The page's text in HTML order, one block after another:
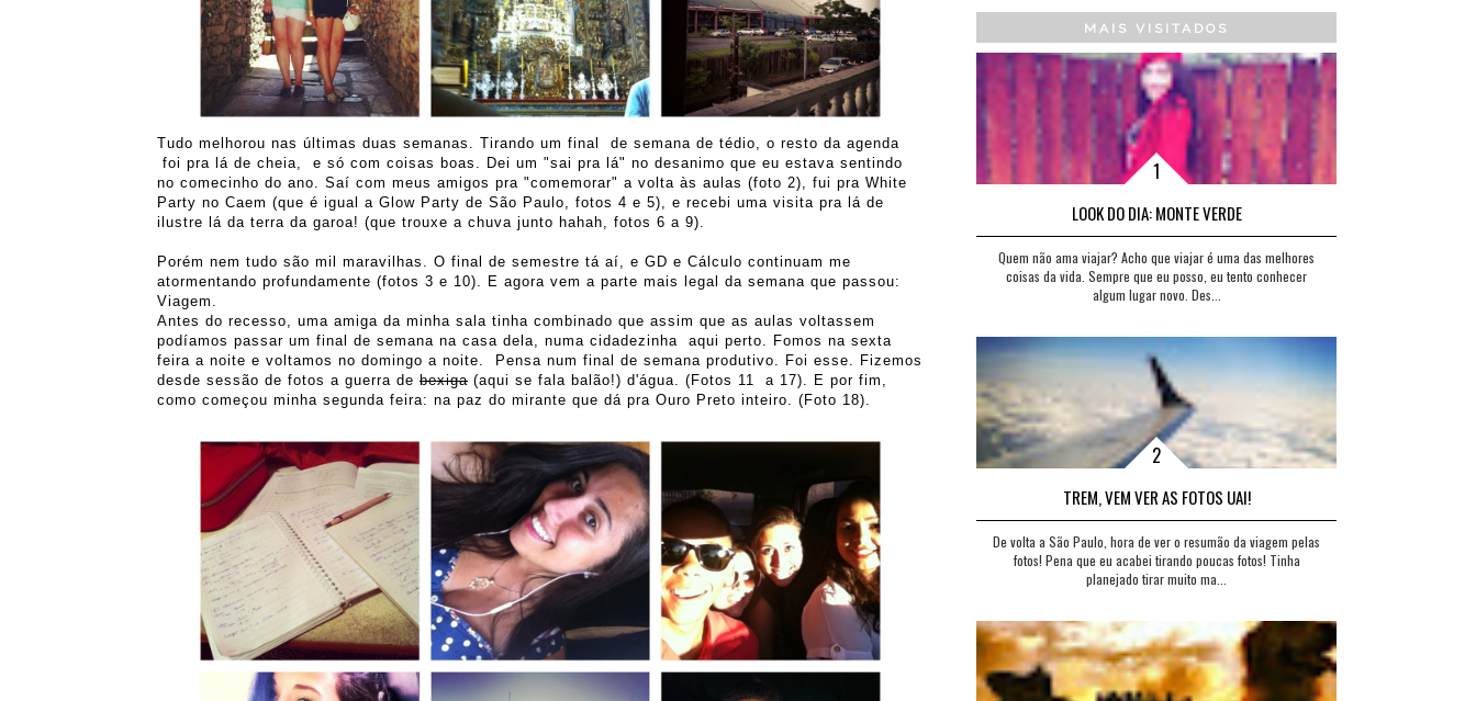
Tudo melhorou nas últimas duas semanas. Tirando um final de semana de tédio, o resto da agenda
foi pra lá de cheia, e só com coisas boas. Dei um "sai pra lá" no desanimo que eu estava sentindo
no comecinho do ano. Saí com meus amigos pra "comemorar" a volta às aulas (foto 2), fui pra White
Party no Caem (que é igual a Glow Party de São Paulo, fotos 4 e 5), e recebi uma visita pra lá de
ilustre lá da terra da garoa! (que trouxe a chuva junto hahah, fotos 6 a 9).
Porém nem tudo são mil maravilhas. O final de semestre tá aí, e GD e Cálculo continuam me
atormentando profundamente (fotos 3 e 10). E agora vem a parte mais legal da semana que passou:
Viagem.
Antes do recesso, uma amiga da minha sala tinha combinado que assim que as aulas voltassem
podíamos passar um final de semana na casa dela, numa cidadezinha aqui perto. Fomos na sexta
feira a noite e voltamos no domingo a noite. Pensa num final de semana produtivo. Foi esse. Fizemos
desde sessão de fotos a guerra de bexiga (aqui se fala balão!) d'água. (Fotos 11 a 17). E por fim,
como começou minha segunda feira: na paz do mirante que dá pra Ouro Preto inteiro. (Foto 18).
MAIS VISITADOS
LOOK DO DIA: MONTE VERDE
Quem não ama viajar? Acho que viajar é uma das melhores
coisas da vida. Sempre que eu posso, eu tento conhecer
algum lugar novo. Des...
TREM, VEM VER AS FOTOS UAI!
De volta a São Paulo, hora de ver o resumão da viagem pelas
fotos! Pena que eu acabei tirando poucas fotos! Tinha
planejado tirar muito ma...